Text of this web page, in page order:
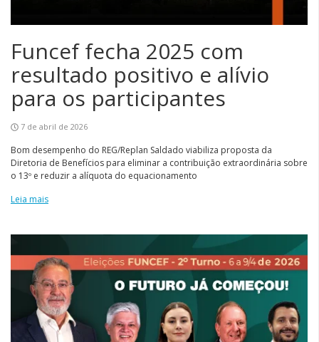
Funcef fecha 2025 com
resultado positivo e alívio
para os participantes
7 de abril de 2026
Bom desempenho do REG/Replan Saldado viabiliza proposta da
Diretoria de Benefícios para eliminar a contribuição extraordinária sobre
o 13º e reduzir a alíquota do equacionamento
Leia mais